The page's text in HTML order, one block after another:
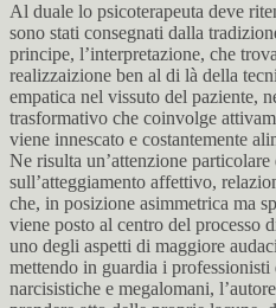
Al duale lo psicoterapeuta deve
sono stati consegnati dalla
principe, l’interpretazione, che
realizzaizione ben al di là della
empatica nel vissuto del paziente,
trasformativo che coinvolge
viene innescato e costantemente
Ne risulta un’attenzione
sull’atteggiamento affettivo,
che, in posizione asimmetrica ma
viene posto al centro del processo
uno degli aspetti di maggiore
mettendo in guardia i professionisti
narcisistiche e megalomani,